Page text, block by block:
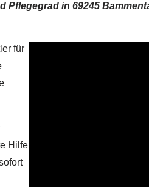
in 69245
für
Hilfe